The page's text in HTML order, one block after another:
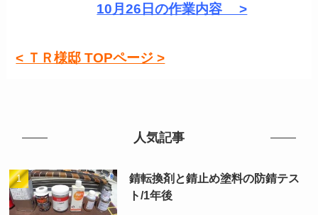
10月26日の作業内容 >
< ＴＲ様邸 TOPページ >
人気記事
錆転換剤と錆止め塗料の防錆テス
ト/1年後